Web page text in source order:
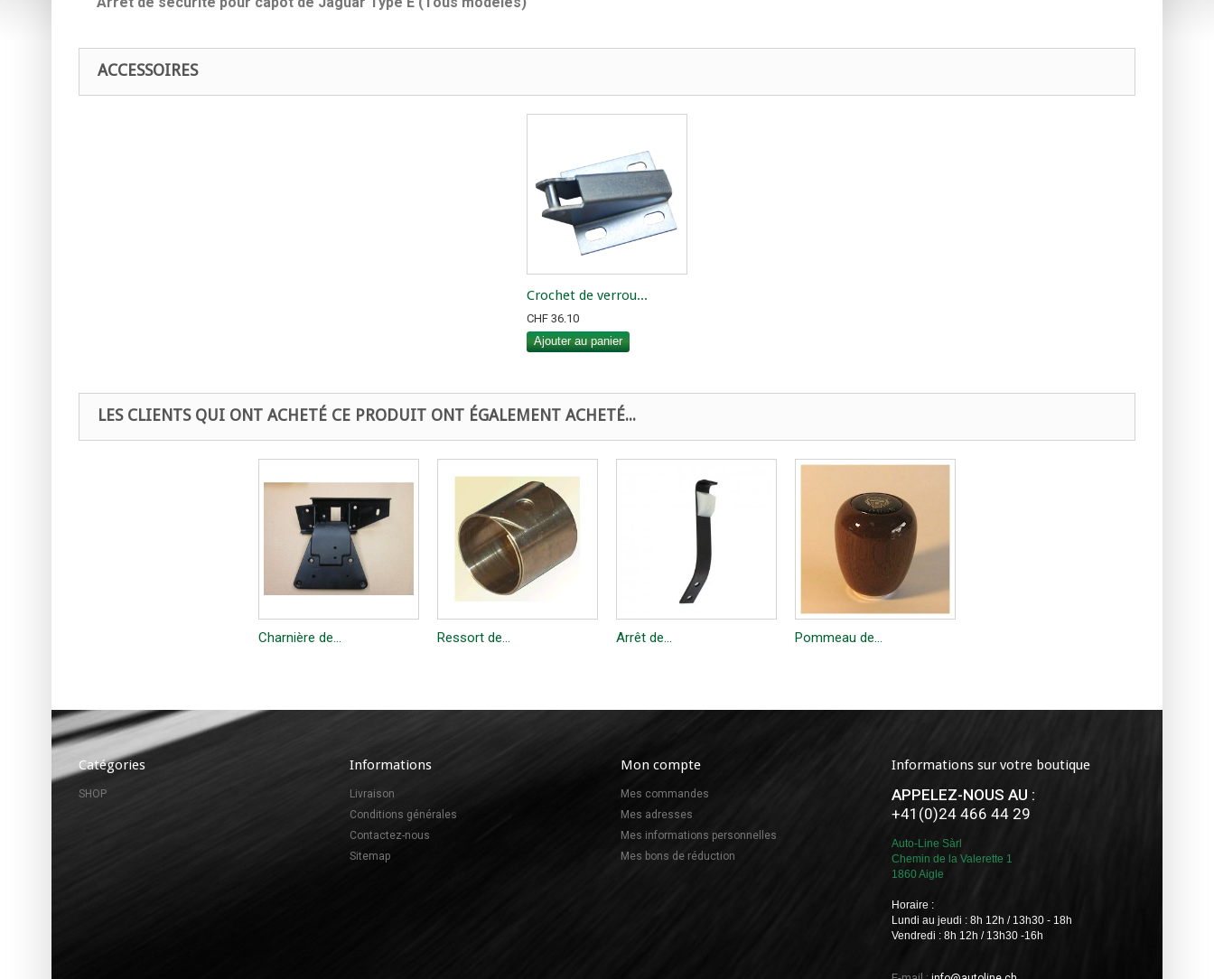
ACCESSOIRES
Crochet de verrou...
CHF 36.10
Ajouter au panier
LES CLIENTS QUI ONT ACHETÉ CE PRODUIT ONT ÉGALEMENT ACHETÉ...
Charnière de... Ressort de... Arrêt de... Pommeau de...
Catégories
SHOP
Informations
Livraison
Conditions générales
Contactez-nous
Sitemap
Mon compte
Mes commandes
Mes adresses
Mes informations personnelles
Mes bons de réduction
Informations sur votre boutique
APPELEZ-NOUS AU :
+41(0)24 466 44 29
Auto-Line Sàrl
Chemin de la Valerette 1
1860 Aigle
Horaire :
Lundi au jeudi : 8h 12h / 13h30 - 18h
Vendredi : 8h 12h / 13h30 -16h